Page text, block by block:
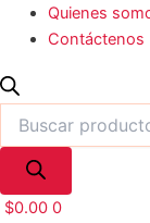
Quienes
Contáctenos
$0.00 0